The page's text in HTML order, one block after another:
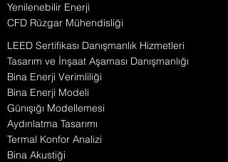
Yenilenebilir Enerji
CFD Rüzgar Mühendisliği
LEED Sertifikası Danışmanlık Hizmetleri
Tasarım ve İnşaat Aşaması Danışmanlığı
Bina Enerji Verimliliği
Bina Enerji Modeli
Günışığı Modellemesi
Aydınlatma Tasarımı
Termal Konfor Analizi
Bina Akustiği